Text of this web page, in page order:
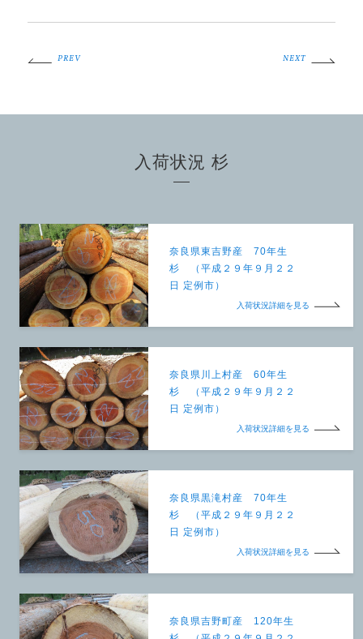
PREV NEXT
入荷状況 杉
奈良県東吉野産 70年生
杉 （平成２９年９月２２
日 定例市）
入荷状況詳細を見る
奈良県川上村産 60年生
杉 （平成２９年９月２２
日 定例市）
入荷状況詳細を見る
奈良県黒滝村産 70年生
杉 （平成２９年９月２２
日 定例市）
入荷状況詳細を見る
奈良県吉野町産 120年生